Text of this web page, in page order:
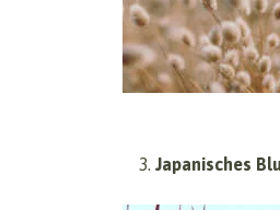
Japanisches